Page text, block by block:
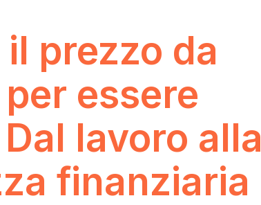
prezzo da
essere
lavoro alla
finanziaria